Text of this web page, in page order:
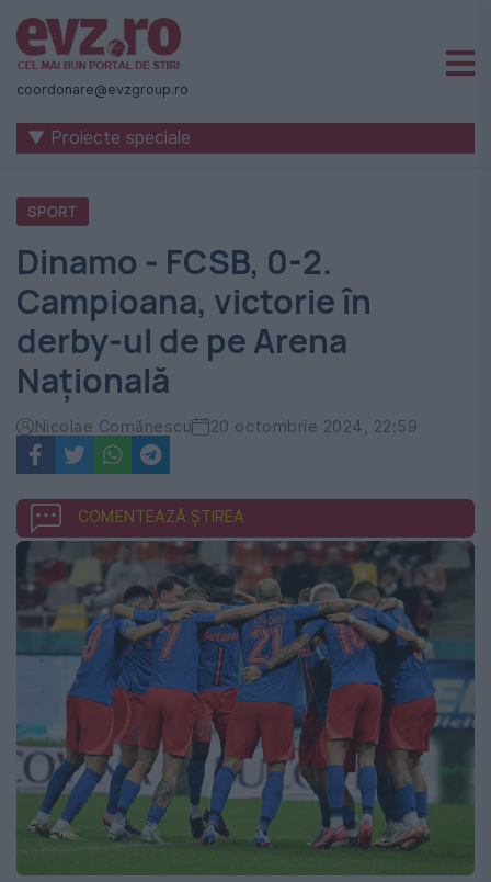
Știri
naționale
internaționale
România
-
Evenimentul
Zilei
coordonare@evzgroup.ro
▼ Proiecte speciale
SPORT
Dinamo - FCSB, 0-2.
Campioana, victorie în
derby-ul de pe Arena
Națională
Nicolae Comănescu 20 octombrie 2024, 22:59
COMENTEAZĂ ȘTIREA